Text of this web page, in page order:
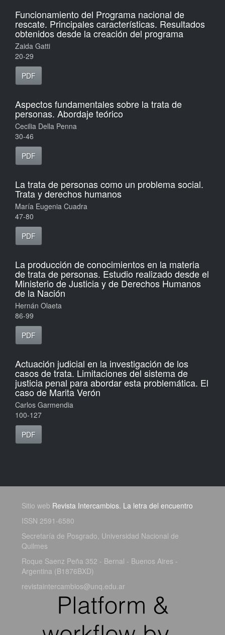
Funcionamiento del Programa nacional de
rescate. Principales características. Resultados
obtenidos desde la creación del programa
Zaida Gatti
20-29
PDF
Aspectos fundamentales sobre la trata de
personas. Abordaje teórico
Cecilia Della Penna
30-46
PDF
La trata de personas como un problema social.
Trata y derechos humanos
María Eugenia Cuadra
47-80
PDF
La producción de conocimientos en la materia
de trata de personas. Estudio realizado desde el
Ministerio de Justicia y de Derechos Humanos
de la Nación
Hernán Olaeta
86-99
PDF
Actuación judicial en la investigación de los
casos de trata. Limitaciones del sistema de
justicia penal para abordar esta problemática. El
caso de Marita Verón
Carlos Garmendia
100-127
PDF
Sitio web Revista Intercambios. La letra del encuentro
ISSN 2591-6580
Secretaría de Posgrado, Universidad Nacional de
Quilmes
Roque Saenz Peña 352 - Bernal - Buenos Aires -
Argentina (B1876BXD)
revistaintercambios@unq.edu.ar